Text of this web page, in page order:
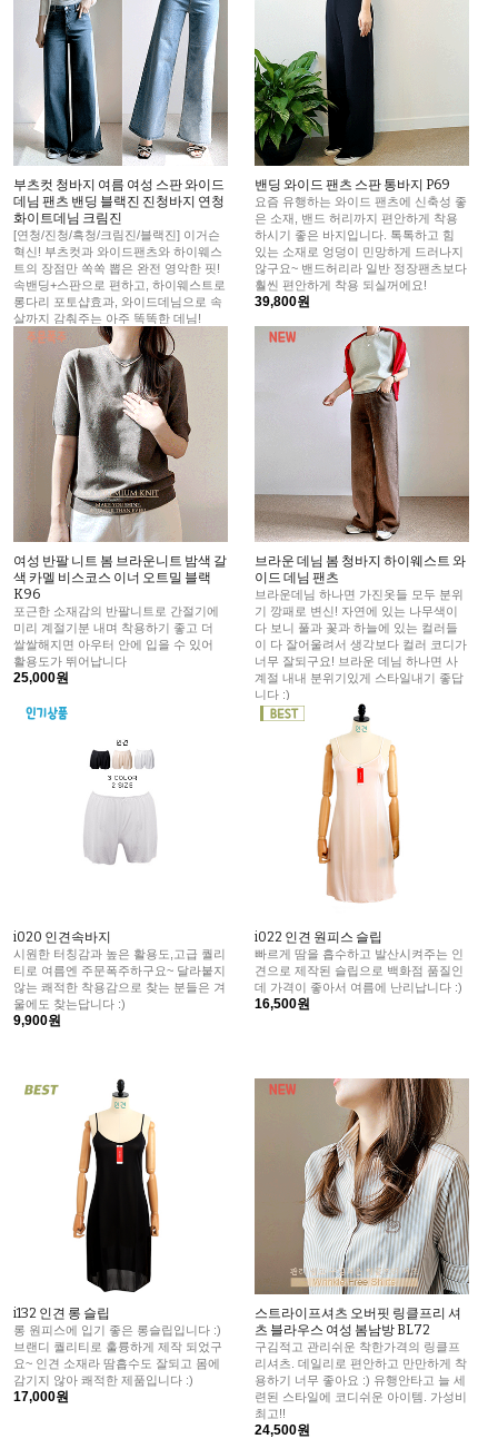
부츠컷 청바지 여름 여성 스판 와이드
데님 팬츠 밴딩 블랙진 진청바지 연청
화이트데님 크림진
[연청/진청/흑청/크림진/블랙진] 이거슨
혁신! 부츠컷과 와이드팬츠와 하이웨스
트의 장점만 쏙쏙 뽑은 완전 영악한 핏!
속밴딩+스판으로 편하고, 하이웨스트로
롱다리 포토샵효과, 와이드데님으로 속
살까지 감춰주는 아주 똑똑한 데님!
42,500원
밴딩 와이드 팬츠 스판 통바지 P69
요즘 유행하는 와이드 팬츠에 신축성 좋
은 소재, 밴드 허리까지 편안하게 착용
하시기 좋은 바지입니다. 톡톡하고 힘
있는 소재로 엉덩이 민망하게 드러나지
않구요~ 밴드허리라 일반 정장팬츠보다
훨씬 편안하게 착용 되실꺼에요!
39,800원
여성 반팔 니트 봄 브라운니트 밤색 갈
색 카멜 비스코스 이너 오트밀 블랙
K96
포근한 소재감의 반팔니트로 간절기에
미리 계절기분 내며 착용하기 좋고 더
쌀쌀해지면 아우터 안에 입을 수 있어
활용도가 뛰어납니다
25,000원
브라운 데님 봄 청바지 하이웨스트 와
이드 데님 팬츠
브라운데님 하나면 가진옷들 모두 분위
기 깡패로 변신! 자연에 있는 나무색이
다 보니 풀과 꽃과 하늘에 있는 컬러들
이 다 잘어울려서 생각보다 컬러 코디가
너무 잘되구요! 브라운 데님 하나면 사
계절 내내 분위기있게 스타일내기 좋답
니다 :)
43,800원
i020 인견속바지
시원한 터칭감과 높은 활용도,고급 퀄리
티로 여름엔 주문폭주하구요~ 달라붙지
않는 쾌적한 착용감으로 찾는 분들은 겨
울에도 찾는답니다 :)
9,900원
i022 인견 원피스 슬립
빠르게 땀을 흡수하고 발산시켜주는 인
견으로 제작된 슬립으로 백화점 품질인
데 가격이 좋아서 여름에 난리납니다 :)
16,500원
i132 인견 롱 슬립
롱 원피스에 입기 좋은 롱슬립입니다 :)
브랜디 퀄리티로 훌륭하게 제작 되었구
요~ 인견 소재라 땀흡수도 잘되고 몸에
감기지 않아 쾌적한 제품입니다 :)
17,000원
스트라이프셔츠 오버핏 링클프리 셔
츠 블라우스 여성 봄남방 BL72
구김적고 관리쉬운 착한가격의 링클프
리셔츠. 데일리로 편안하고 만만하게 착
용하기 너무 좋아요 :) 유행안타고 늘 세
련된 스타일에 코디쉬운 아이템. 가성비
최고!!
24,500원